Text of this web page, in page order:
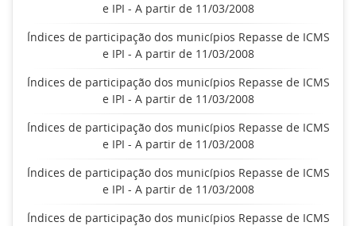
e IPI - A partir de 11/03/2008
Índices de participação dos municípios Repasse de ICMS
e IPI - A partir de 11/03/2008
Índices de participação dos municípios Repasse de ICMS
e IPI - A partir de 11/03/2008
Índices de participação dos municípios Repasse de ICMS
e IPI - A partir de 11/03/2008
Índices de participação dos municípios Repasse de ICMS
e IPI - A partir de 11/03/2008
Índices de participação dos municípios Repasse de ICMS